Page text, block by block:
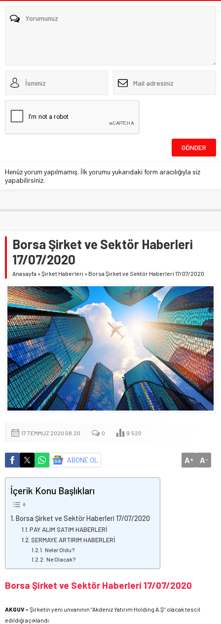
Henüz yorum yapılmamış. İlk yorumu yukarıdaki form aracılığıyla siz
yapabilirsiniz.
Borsa Şirket ve Sektör Haberleri
17/07/2020
Anasayfa »Şirket Haberleri » Borsa Şirket ve Sektör Haberleri 17/07/2020
17 TEMMUZ 2020 08:20 0 9.520
ABONE OL A+ A-
İçerik Konu Başlıkları
Borsa Şirket ve Sektör Haberleri 17/07/2020
PAY ALIM SATIM HABERLERİ
SERMAYE ARTIRIM HABERLERİ
Neler Oldu?
Ne Olacak?
Borsa Şirket ve Sektör Haberleri 17/07/2020
AKGUV – Şirketin yeni unvanının ‘’Akdeniz Yatırım Holding A.Ş’’ olacak tescil
edildiği açıklandı.